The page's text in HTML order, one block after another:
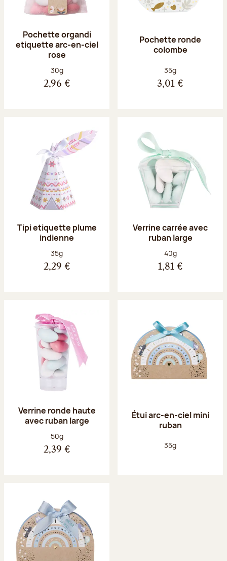
Pochette organdi
etiquette arc-en-ciel
rose
Poids net :
30g
2,96 €
Pochette ronde
colombe
Poids net :
35g
3,01 €
Tipi etiquette plume
indienne
Poids net :
35g
2,29 €
Verrine carrée avec
ruban large
Poids net :
40g
1,81 €
Verrine ronde haute
avec ruban large
Poids net :
50g
2,39 €
Étui arc-en-ciel mini
ruban
Poids net :
35g